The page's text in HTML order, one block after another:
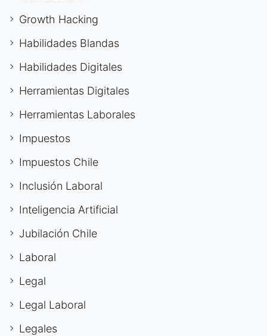
Growth Hacking
Habilidades Blandas
Habilidades Digitales
Herramientas Digitales
Herramientas Laborales
Impuestos
Impuestos Chile
Inclusión Laboral
Inteligencia Artificial
Jubilación Chile
Laboral
Legal
Legal Laboral
Legales